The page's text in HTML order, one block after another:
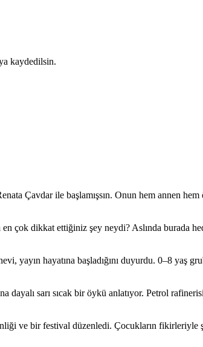
kaydedilsin.
Çavdar ile başlamışsın. Onun hem annen hem
çok dikkat ettiğiniz şey neydi? Aslında burada
yayın hayatına başladığını duyurdu. 0–8 yaş
dayalı sarı sıcak bir öykü anlatıyor. Petrol
ve bir festival düzenledi. Çocukların fikirleriyle